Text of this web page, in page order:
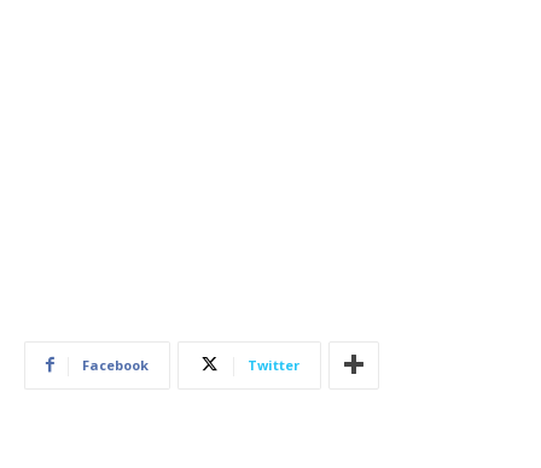
Facebook Twitter